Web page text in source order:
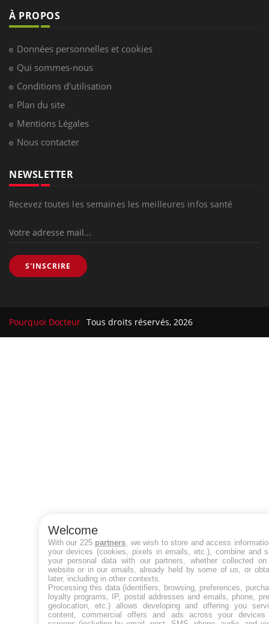
À PROPOS
Données personnelles et cookies
Qui sommes-nous
Conditions d'utilisation
Plan du site
Mentions Légales
Nous contacter
NEWSLETTER
Recevez toutes les semaines les meilleures infos santé
S'INSCRIRE
Pourquoi Docteur Tous droits réservés, 2026
Welcome
With our 225 partners , we wish to store and access
your devices (cookies, pixels in emails, etc.), combine and
your personal data with our partners, whether collected
website or in our emails, already held by some of us, or
later, including in other contexts.
Processing this data (identifiers, browsing, preferences,
loyalty programs, IP, postal addresses and emails, phone,
geolocation, etc.) allows developing and offering you
content, commercial offers and ads across your devices